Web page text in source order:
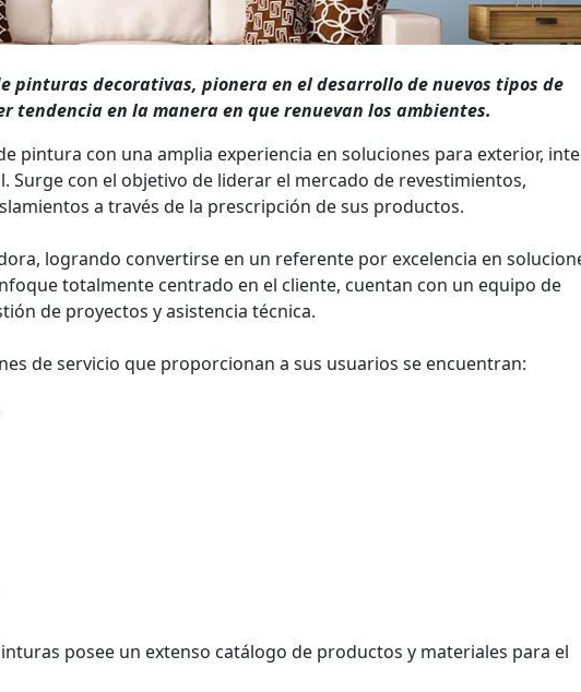
pinturas decorativas, pionera en el desarrollo de nuevos tipos de
tendencia en la manera en que renuevan los ambientes.
pintura con una amplia experiencia en soluciones para exterior,
Surge con el objetivo de liderar el mercado de revestimientos,
a través de la prescripción de sus productos.
logrando convertirse en un referente por excelencia en
totalmente centrado en el cliente, cuentan con un equipo de
de proyectos y asistencia técnica.
de servicio que proporcionan a sus usuarios se encuentran:
posee un extenso catálogo de productos y materiales para el